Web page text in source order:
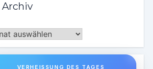
Archiv
VERHEISSUNG DES TAGES